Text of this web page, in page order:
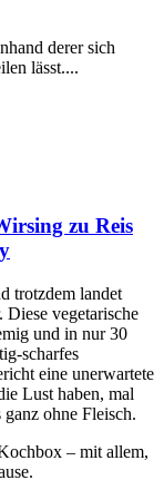
derer sich
lässt....
zu Reis
trotzdem landet
Diese vegetarische
und in nur 30
scharfes
eine unerwartete
Lust haben, mal
ganz ohne Fleisch.
– mit allem,